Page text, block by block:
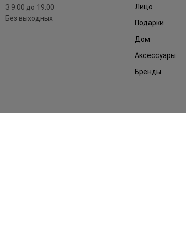
З 9:00 до 19:00
Без выходных
Лицо
Подарки
Дом
Аксессуары
Бренды